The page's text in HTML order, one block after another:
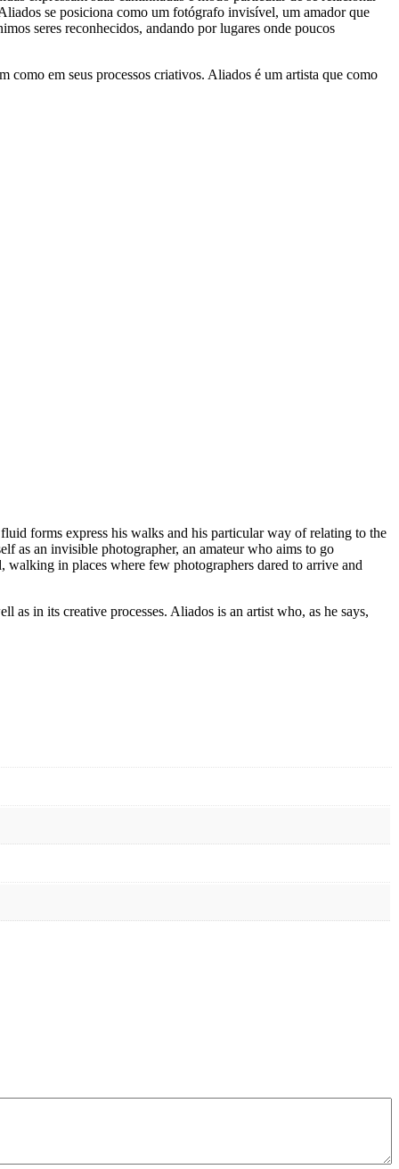
se posiciona como um fotógrafo invisível, um amador que
seres reconhecidos, andando por lugares onde poucos
como em seus processos criativos. Aliados é um artista que como
forms express his walks and his particular way of relating to the
as an invisible photographer, an amateur who aims to go
in places where few photographers dared to arrive and
in its creative processes. Aliados is an artist who, as he says,